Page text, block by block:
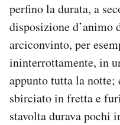
perfino la durata, a
disposizione d’animo
arciconvinto, per
ininterrottamente, in
appunto tutta la notte;
sbirciato in fretta e
stavolta durava